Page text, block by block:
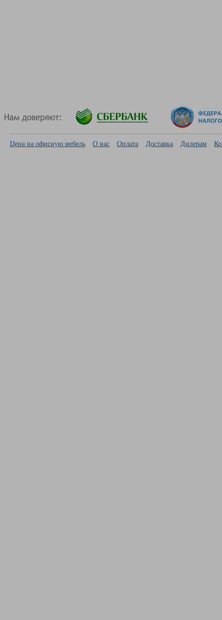
Цена на офисную мебель О нас Оплата Доставка Дилерам